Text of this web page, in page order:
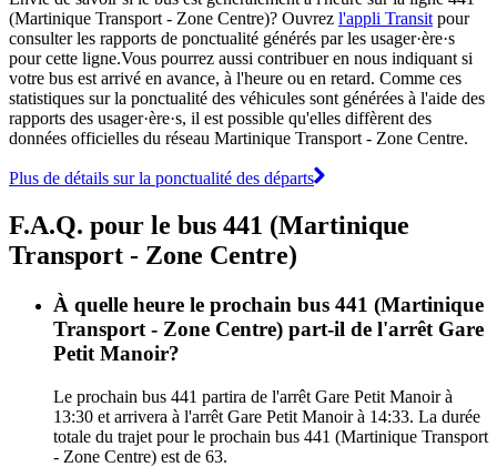
(Martinique Transport - Zone Centre)? Ouvrez l'appli Transit pour
consulter les rapports de ponctualité générés par les usager·ère·s
pour cette ligne.Vous pourrez aussi contribuer en nous indiquant si
votre bus est arrivé en avance, à l'heure ou en retard. Comme ces
statistiques sur la ponctualité des véhicules sont générées à l'aide des
rapports des usager·ère·s, il est possible qu'elles diffèrent des
données officielles du réseau Martinique Transport - Zone Centre.
Plus de détails sur la ponctualité des départs
F.A.Q. pour le bus 441 (Martinique
Transport - Zone Centre)
À quelle heure le prochain bus 441 (Martinique
Transport - Zone Centre) part-il de l'arrêt Gare
Petit Manoir?
Le prochain bus 441 partira de l'arrêt Gare Petit Manoir à
13:30 et arrivera à l'arrêt Gare Petit Manoir à 14:33. La durée
totale du trajet pour le prochain bus 441 (Martinique Transport
- Zone Centre) est de 63.